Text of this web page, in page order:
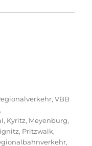
,VBB
,
, Kyritz, Meyenburg,
, Pritzwalk,
,